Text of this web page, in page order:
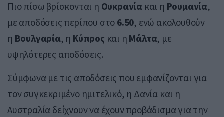
Πιο πίσω βρίσκονται η Ουκρανία και η Ρουμανία,
με αποδόσεις περίπου στο 6.50, ενώ ακολουθούν
η Βουλγαρία, η Κύπρος και η Μάλτα, με
υψηλότερες αποδόσεις.
Σύμφωνα με τις αποδόσεις που εμφανίζονται για
τον συγκεκριμένο ημιτελικό, η Δανία και η
Αυστραλία δείχνουν να έχουν προβάδισμα για την